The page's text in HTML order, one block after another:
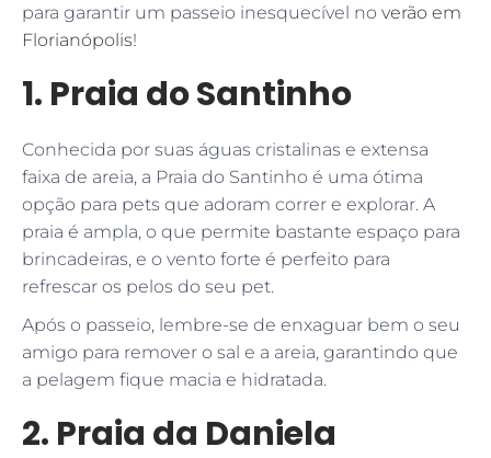
para garantir um passeio inesquecível no verão em
Florianópolis!
1. Praia do Santinho
Conhecida por suas águas cristalinas e extensa
faixa de areia, a Praia do Santinho é uma ótima
opção para pets que adoram correr e explorar. A
praia é ampla, o que permite bastante espaço para
brincadeiras, e o vento forte é perfeito para
refrescar os pelos do seu pet.
Após o passeio, lembre-se de enxaguar bem o seu
amigo para remover o sal e a areia, garantindo que
a pelagem fique macia e hidratada.
2. Praia da Daniela